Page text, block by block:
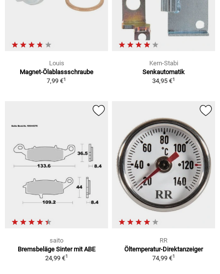
Louis
Magnet-Ölablassschraube
7,99 €1
Kern-Stabi
Senkautomatik
34,95 €1
saito
Bremsbeläge Sinter mit ABE
24,99 €1
RR
Öltemperatur-Direktanzeiger
74,99 €1